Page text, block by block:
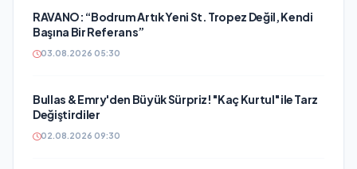
RAVANO: “Bodrum Artık Yeni St. Tropez Değil, Kendi
Başına Bir Referans”
03.08.2026 05:30
Bullas & Emry'den Büyük Sürpriz! "Kaç Kurtul" ile Tarz
Değiştirdiler
02.08.2026 09:30